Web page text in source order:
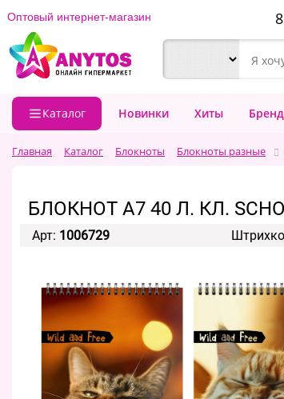
Оптовый интернет-магазин
Каталог Новинки Хиты
Главная Каталог Блокноты Блокноты разные
БЛОКНОТ А7 40 Л. КЛ.
Арт: 1006729